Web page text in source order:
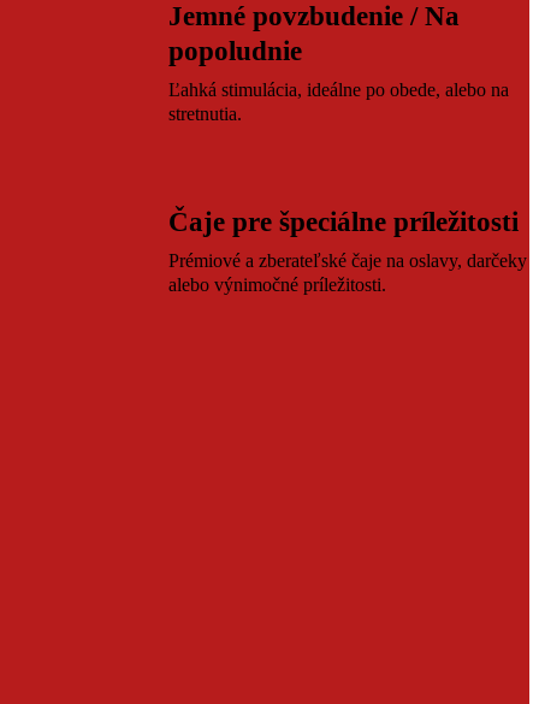
Jemné povzbudenie / Na
popoludnie
Ľahká stimulácia, ideálne po obede, alebo na
stretnutia.
Čaje pre špeciálne príležitosti
Prémiové a zberateľské čaje na oslavy, darčeky
alebo výnimočné príležitosti.